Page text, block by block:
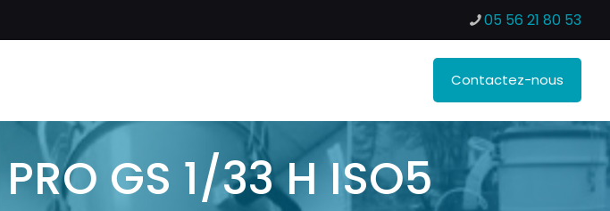
05 56 21 80 53
Contactez-nous
GS 1/33 H ISO5